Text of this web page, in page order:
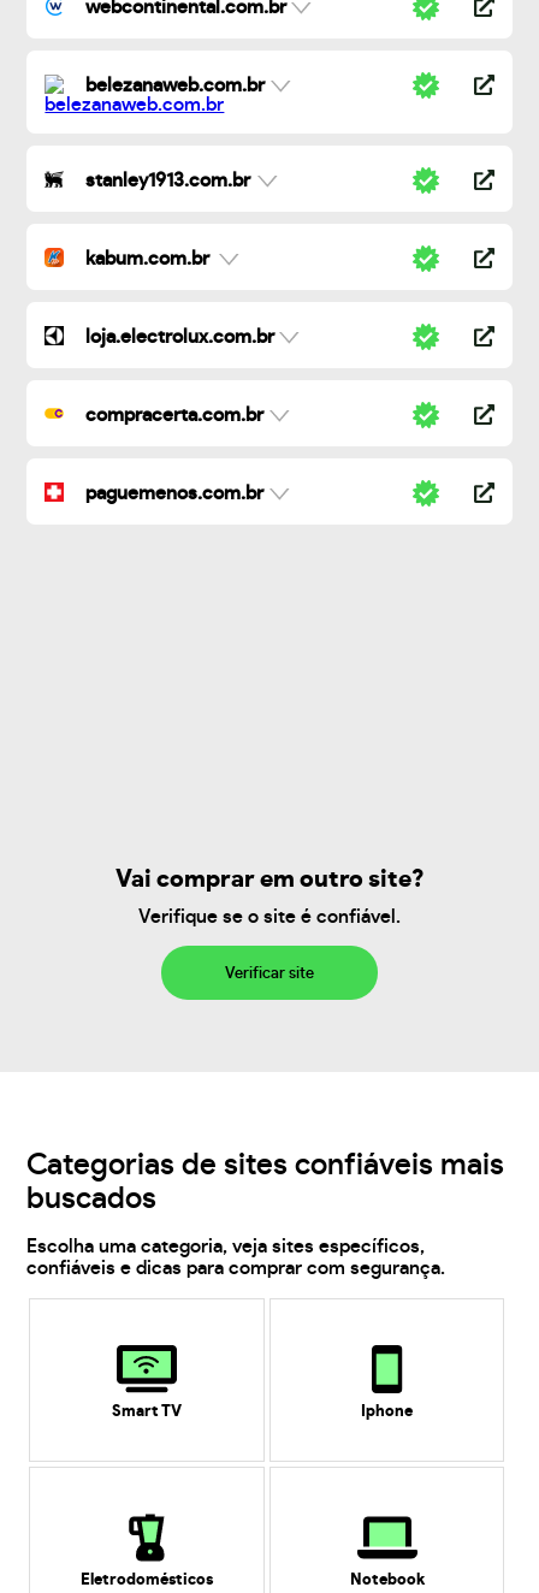
webcontinental.com.br
belezanaweb.com.br
stanley1913.com.br
kabum.com.br
loja.electrolux.com.br
compracerta.com.br
paguemenos.com.br
Vai comprar em outro site?
Verifique se o site é confiável.
Verificar site
Categorias de sites confiáveis mais
buscados
Escolha uma categoria, veja sites específicos,
confiáveis e dicas para comprar com segurança.
Smart TV Iphone
Eletrodomésticos Notebook